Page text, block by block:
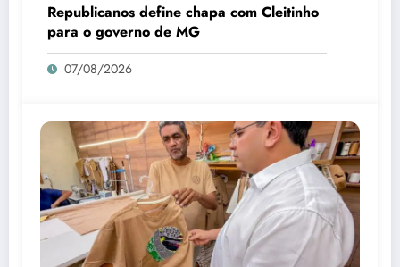
Republicanos define chapa com Cleitinho
para o governo de MG
07/08/2026